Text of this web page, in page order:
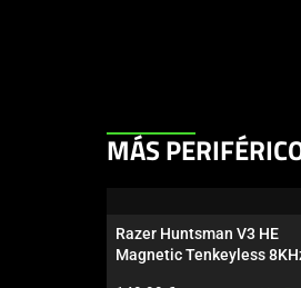
This
carousel.
Use
MÁS
Razer Huntsman V3 HE
Magnetic Tenkeyless